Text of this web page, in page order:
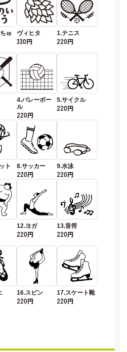
ゅ
ヴィヒタ
330円
1.テニス
220円
4.バレーボー
ル
220円
5.サイクル
220円
ト 8.サッカー
220円
9.水泳
220円
12.ヨガ
220円
13.音符
220円
16.スピン
220円
17.スケート靴
220円